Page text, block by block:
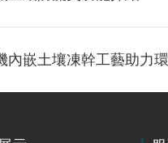
內嵌土壤凍幹工藝助力